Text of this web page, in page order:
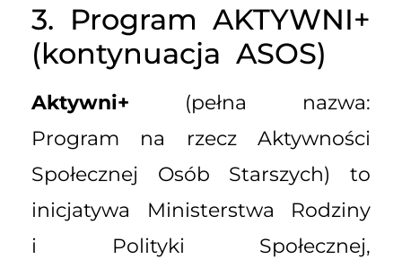
3. Program AKTYWNI+
(kontynuacja ASOS)
Aktywni+ (pełna nazwa:
Program na rzecz Aktywności
Społecznej Osób Starszych) to
inicjatywa Ministerstwa Rodziny
i Polityki Społecznej,